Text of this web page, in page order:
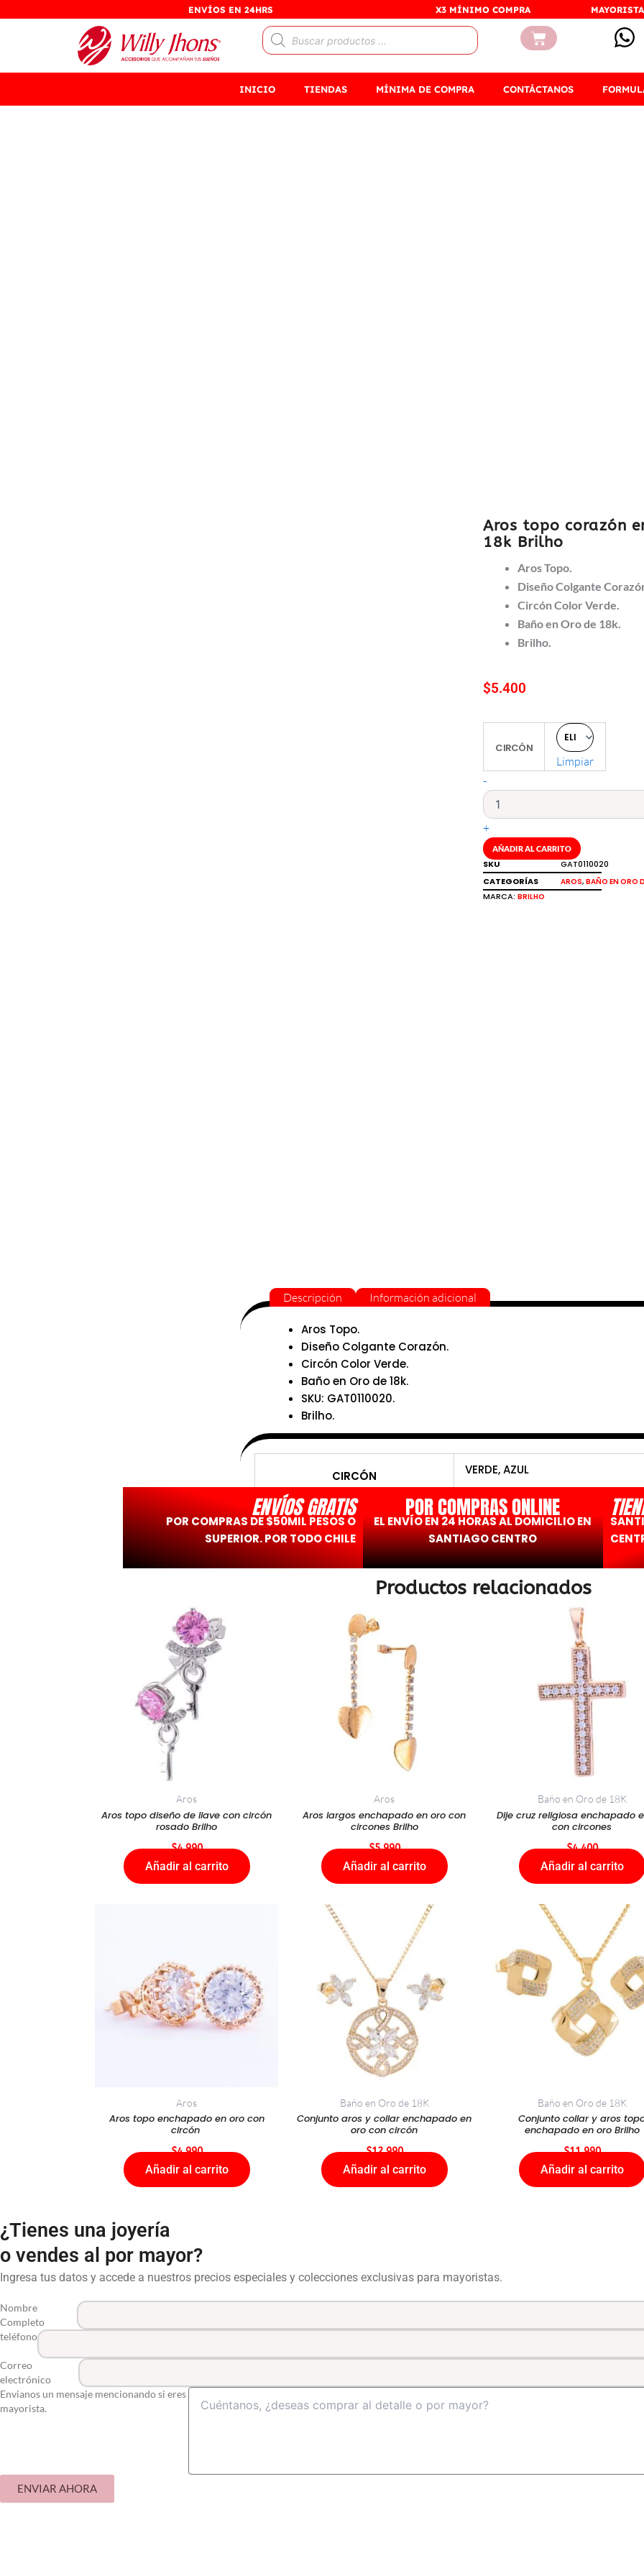
ENVÍOS EN 24HRS X3 MÍNIMO COMPRA
Búsqueda
de
Carrito
INICIO TIENDAS MÍNIMA DE COMPRA CONTÁCTANOS
Aros topo corazón
18k Brilho
Aros Topo.
Diseño Colgante
Circón Color Verde.
Baño en Oro de 18k.
Brilho.
$5.400
CIRCÓN
Limpiar
-
topo
baño
de
oro
18k
Brilho
cantidad
+
AÑADIR AL CARRITO
SKU
GAT0110020
CATEGORÍAS
AROS,BAÑO EN ORO
MARCA:BRILHO
Descripción Información adicional
Aros Topo.
Diseño Colgante Corazón.
Circón Color Verde.
Baño en Oro de 18k.
SKU: GAT0110020.
Brilho.
CIRCÓN VERDE, AZUL
ENVÍOS GRATIS
POR COMPRAS DE $50MIL PESOS O
SUPERIOR. POR TODO CHILE
POR COMPRAS ONLINE
EL ENVÍO EN 24 HORAS AL DOMICILIO EN
SANTIAGO CENTRO
Productos relacionados
Aros
Aros topo diseño de llave con circón
rosado Brilho
$4.990
Añadir al carrito
Aros
Aros largos enchapado en oro con
circones Brilho
$5.990
Añadir al carrito
Baño en Oro de 18K
Dije cruz religiosa enchapado
con circones
$4.400
Añadir al carrito
Aros
Aros topo enchapado en oro con
circón
$4.990
Añadir al carrito
Baño en Oro de 18K
Conjunto aros y collar enchapado en
oro con circón
$12.990
Añadir al carrito
Baño en Oro de 18K
Conjunto collar y aros
enchapado en oro Brilho
$11.990
Añadir al carrito
¿Tienes una joyería
o vendes al por mayor?
Ingresa tus datos y accede a nuestros precios especiales y colecciones exclusivas para mayoristas.
Nombre
Completo
teléfono
Correo
electrónico
Envianos un mensaje mencionando si eres
mayorista.
ENVIAR AHORA